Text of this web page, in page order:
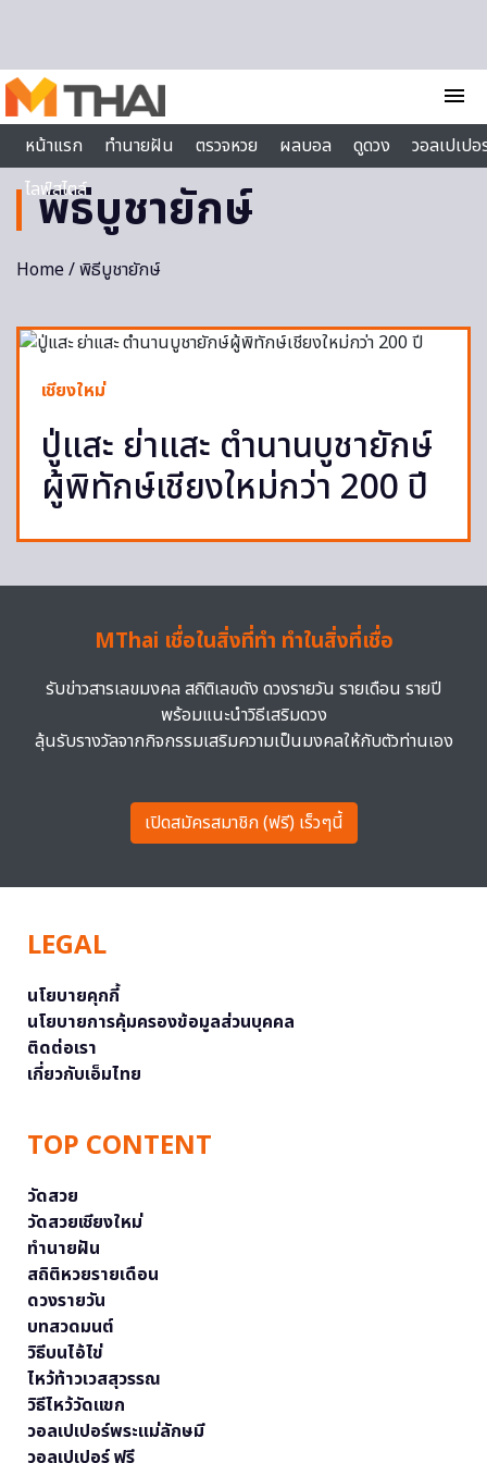
menu
หน้าแรก
ทำนายฝัน ตรวจหวย ผลบอล ดูดวง
วอลเปเป
ไลฟ์สไตล์
พิธีบูชายักษ์
Home/ พิธีบูชายักษ์
เชียงใหม่
ปู่แสะ ย่าแสะ ตำนานบูชายักษ์
ผู้พิทักษ์เชียงใหม่กว่า 200 ปี
MThai เชื่อในสิ่งที่ทำ ทำในสิ่งที่เชื่อ
รับข่าวสารเลขมงคล สถิติเลขดัง ดวงรายวัน รายเดือน รายปี
พร้อมแนะนำวิธีเสริมดวง
ลุ้นรับรางวัลจากกิจกรรมเสริมความเป็นมงคลให้กับตัวท่านเอง
เปิดสมัครสมาชิก (ฟรี) เร็วๆนี้
LEGAL
นโยบายคุกกี้
นโยบายการคุ้มครองข้อมูลส่วนบุคคล
ติดต่อเรา
เกี่ยวกับเอ็มไทย
TOP CONTENT
วัดสวย
วัดสวยเชียงใหม่
ทำนายฝัน
สถิติหวยรายเดือน
ดวงรายวัน
บทสวดมนต์
วิธีบนไอ้ไข่
ไหว้ท้าวเวสสุวรรณ
วิธีไหว้วัดแขก
วอลเปเปอร์พระแม่ลักษมี
วอลเปเปอร์ ฟรี